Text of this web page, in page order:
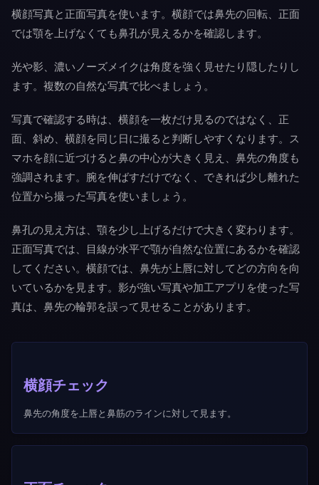
横顔写真と正面写真を使います。横顔では鼻先の回転、正面
では顎を上げなくても鼻孔が見えるかを確認します。
光や影、濃いノーズメイクは角度を強く見せたり隠したりし
ます。複数の自然な写真で比べましょう。
写真で確認する時は、横顔を一枚だけ見るのではなく、正
面、斜め、横顔を同じ日に撮ると判断しやすくなります。ス
マホを顔に近づけると鼻の中心が大きく見え、鼻先の角度も
強調されます。腕を伸ばすだけでなく、できれば少し離れた
位置から撮った写真を使いましょう。
鼻孔の見え方は、顎を少し上げるだけで大きく変わります。
正面写真では、目線が水平で顎が自然な位置にあるかを確認
してください。横顔では、鼻先が上唇に対してどの方向を向
いているかを見ます。影が強い写真や加工アプリを使った写
真は、鼻先の輪郭を誤って見せることがあります。
横顔チェック
鼻先の角度を上唇と鼻筋のラインに対して見ます。